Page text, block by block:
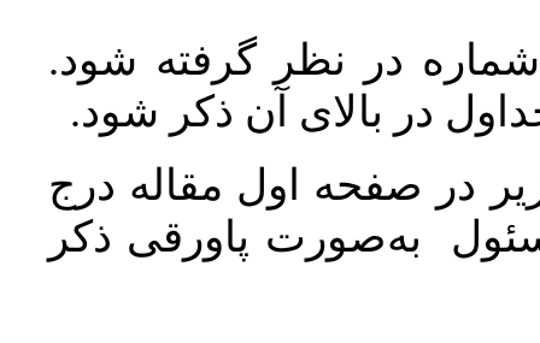
در نظر گرفته شود.
در بالای آن ذکر شود.
در صفحه اول مقاله درج
به‌صورت پاورقی ذکر